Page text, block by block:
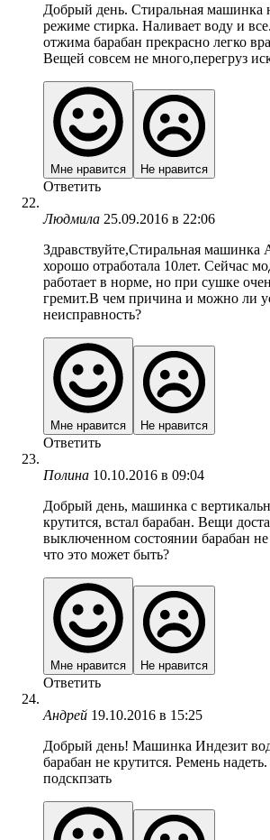
Добрый день. Стиральная машинка
режиме стирка. Наливает воду и
отжима барабан прекрасно легко
Вещей совсем не много,перегруз
Мне нравится Не нравится
Ответить
Людмила 25.09.2016 в 22:06
Здравствуйте,Стиральная машинка
хорошо отработала 10лет. Сейчас
работает в норме, но при сушке
гремит.В чем причина и можно ли
неисправность?
Мне нравится Не нравится
Ответить
Полина 10.10.2016 в 09:04
Добрый день, машинка с
крутится, встал барабан. Вещи
выключенном состоянии барабан не
что это может быть?
Мне нравится Не нравится
Ответить
Андрей 19.10.2016 в 15:25
Добрый день! Машинка Индезит
барабан не крутится. Ремень
подскпзать